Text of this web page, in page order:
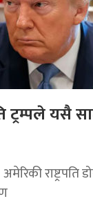
ट्रम्पले यसै
राष्ट्रपति